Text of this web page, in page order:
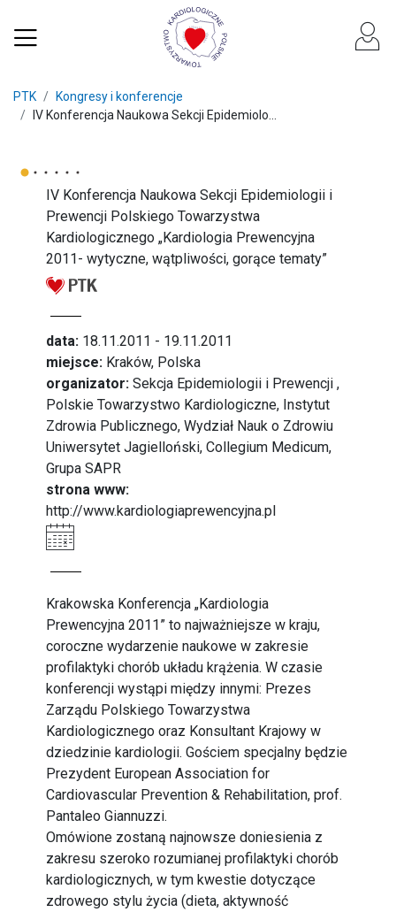
PTK
Kongresy i konferencje
IV Konferencja Naukowa Sekcji Epidemiolo...
IV Konferencja Naukowa Sekcji Epidemiologii i
Prewencji Polskiego Towarzystwa
Kardiologicznego „Kardiologia Prewencyjna
2011- wytyczne, wątpliwości, gorące tematy”
data: 18.11.2011 - 19.11.2011
miejsce: Kraków, Polska
organizator: Sekcja Epidemiologii i Prewencji ,
Polskie Towarzystwo Kardiologiczne, Instytut
Zdrowia Publicznego, Wydział Nauk o Zdrowiu
Uniwersytet Jagielloński, Collegium Medicum,
Grupa SAPR
strona www:
http://www.kardiologiaprewencyjna.pl
Krakowska Konferencja „Kardiologia
Prewencyjna 2011” to najważniejsze w kraju,
coroczne wydarzenie naukowe w zakresie
profilaktyki chorób układu krążenia. W czasie
konferencji wystąpi między innymi: Prezes
Zarządu Polskiego Towarzystwa
Kardiologicznego oraz Konsultant Krajowy w
dziedzinie kardiologii. Gościem specjalny będzie
Prezydent European Association for
Cardiovascular Prevention & Rehabilitation, prof.
Pantaleo Giannuzzi.
Omówione zostaną najnowsze doniesienia z
zakresu szeroko rozumianej profilaktyki chorób
kardiologicznych, w tym kwestie dotyczące
zdrowego stylu życia (dieta, aktywność